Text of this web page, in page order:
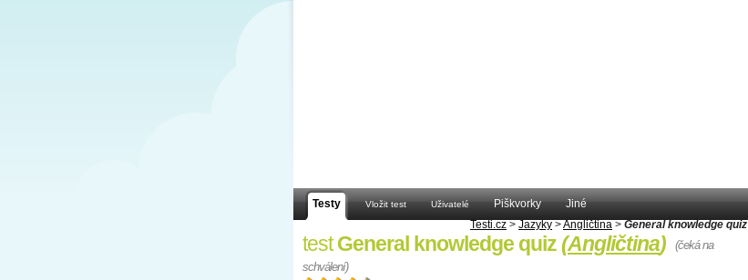
Testy Vložit test Uživatelé Piškvorky
Jiné
Testi.cz > Jazyky >Angličtina > General knowledge quiz
testGeneral knowledge quiz(Angličtina)
(čeká na
schválení)